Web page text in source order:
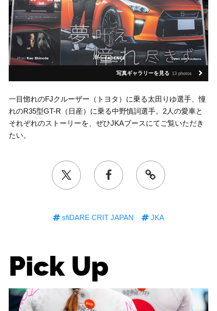
写真ギャラリーを見る 13 photos
一目惚れのFJクルーザー（トヨタ）に乗る太田りゆ選手、憧
れのR35型GT-R（日産）に乗る中野慎詞選手。2人の愛車と
それぞれのストーリーを、ぜひJKAブースにてご覧いただき
たい。
sfiDARE CRIT JAPAN JKA
Pick Up